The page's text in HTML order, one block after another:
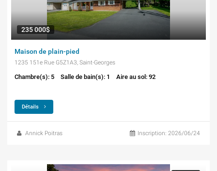
235 000$
Maison de plain-pied
1235 151e Rue G5Z1A3, Saint-Georges
Chambre(s): 5 Salle de bain(s): 1 Aire au sol: 92
Détails
Annick Poitras Inscription: 2026/06/24